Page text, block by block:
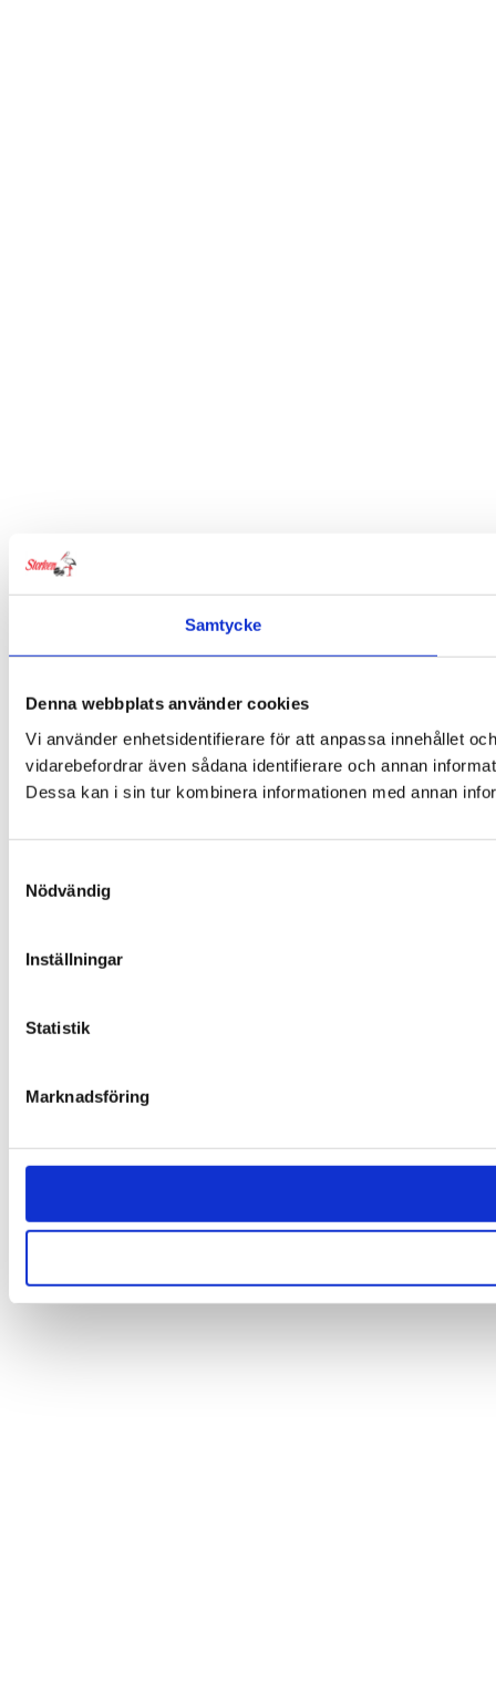
Samtycke
Denna webbplats använder cookies
Vi använder enhetsidentifierare för att anpassa innehållet
vidarebefordrar även sådana identifierare och annan
Dessa kan i sin tur kombinera informationen med annan
Nödvändig
Inställningar
Statistik
Marknadsföring